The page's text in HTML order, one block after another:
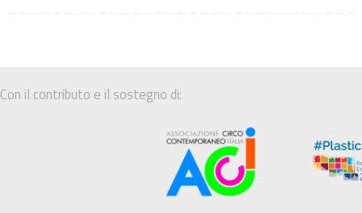
Con il contributo e il sostegno di: